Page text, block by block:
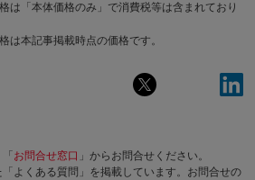
は「本体価格のみ」で消費税等は含まれており
は本記事掲載時点の価格です。
お問合せ窓口 」からお問合せください。
よくある質問」を掲載しています。お問合せの